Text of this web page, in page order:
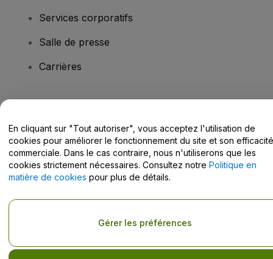
Services corporatifs
Salle de presse
Carrières
Centre d'assistance / Nous contacter
En utilisant ce site web, vous acceptez les
Politique de confidentialité pour les appareils mobiles
En cliquant sur "Tout autoriser", vous acceptez l'utilisation de
cookies pour améliorer le fonctionnement du site et son efficacité
commerciale. Dans le cas contraire, nous n'utiliserons que les
cookies strictement nécessaires. Consultez notre Politique en
matière de cookies pour plus de détails.
Gérer les préférences